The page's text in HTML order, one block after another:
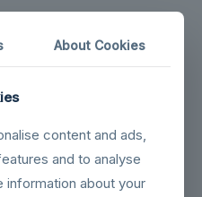
पर भी जुए का आनंद ले सकते हैं।
खेल के अनुभव को एक नए स्तर पर
About Cookies
content and ads,
and to analyse
information about your